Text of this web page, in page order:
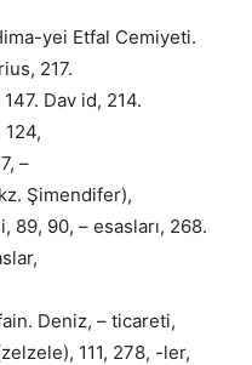
yei Etfal Cemiyeti.
217.
Dav id, 214.
–
Şimendifer),
89, 90, – esasları, 268.
Deniz, – ticareti,
111, 278, -ler,